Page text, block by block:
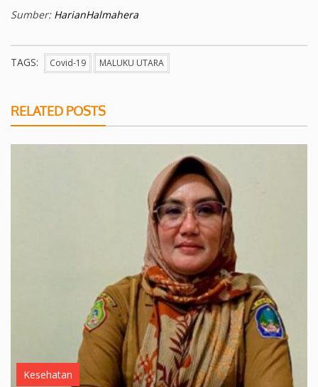
Sumber: HarianHalmahera
TAGS: Covid-19 MALUKU UTARA
RELATED POSTS
Kesehatan